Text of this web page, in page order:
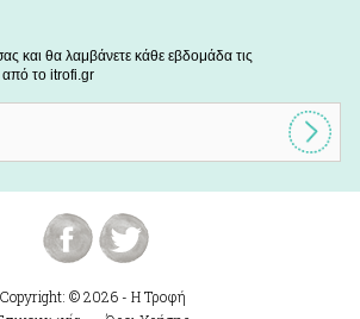
και θα λαμβάνετε κάθε εβδομάδα τις
από το itrofi.gr
Copyright: © 2026 - Η Τροφή